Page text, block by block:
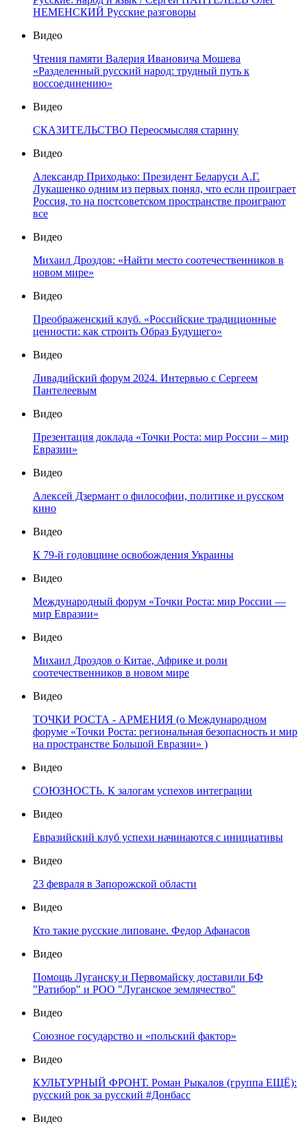
НЕМЕНСКИЙ Русские разговоры
Видео
Чтения памяти Валерия Ивановича Мошева
«Разделенный русский народ: трудный путь к
воссоединению»
Видео
СКАЗИТЕЛЬСТВО Переосмысляя старину
Видео
Александр Приходько: Президент Беларуси А.Г.
Лукашенко одним из первых понял, что если проиграет
Россия, то на постсоветском пространстве проиграют
все
Видео
Михаил Дроздов: «Найти место соотечественников в
новом мире»
Видео
Преображенский клуб. «Российские традиционные
ценности: как строить Образ Будущего»
Видео
Ливадийский форум 2024. Интервью с Сергеем
Пантелеевым
Видео
Презентация доклада «Точки Роста: мир России – мир
Евразии»
Видео
Алексей Дзермант о философии, политике и русском
кино
Видео
К 79-й годовщине освобождения Украины
Видео
Международный форум «Точки Роста: мир России —
мир Евразии»
Видео
Михаил Дроздов о Китае, Африке и роли
соотечественников в новом мире
Видео
ТОЧКИ РОСТА - АРМЕНИЯ (о Международном
форуме «Точки Роста: региональная безопасность и мир
на пространстве Большой Евразии» )
Видео
СОЮЗНОСТЬ. К залогам успехов интеграции
Видео
Евразийский клуб успехи начинаются с инициативы
Видео
23 февраля в Запорожской области
Видео
Кто такие русские липоване. Федор Афанасов
Видео
Помощь Луганску и Первомайску доставили БФ
"Ратибор" и РОО "Луганское землячество"
Видео
Союзное государство и «польский фактор»
Видео
КУЛЬТУРНЫЙ ФРОНТ. Роман Рыкалов (группа ЕЩЁ):
русский рок за русский #Донбасс
Видео